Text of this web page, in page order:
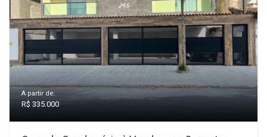
A partir de:
R$ 335.000